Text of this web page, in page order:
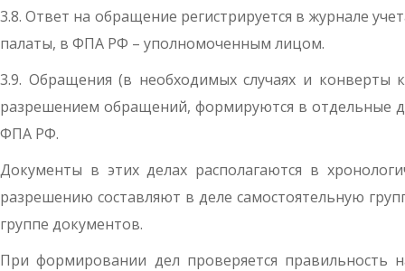
3.8. Ответ на обращение регистрируется в журнале
палаты, в ФПА РФ – уполномоченным лицом.
3.9. Обращения (в необходимых случаях и
разрешением обращений, формируются в отдельные
ФПА РФ.
Документы в этих делах располагаются в
разрешению составляют в деле самостоятельную
группе документов.
При формировании дел проверяется правильность